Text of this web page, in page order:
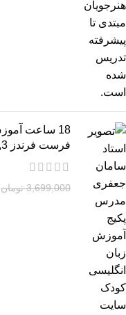
فرست فرندز 2,3,First friend 1 + امتحان + پشتیبانی
3,699,000 تومان